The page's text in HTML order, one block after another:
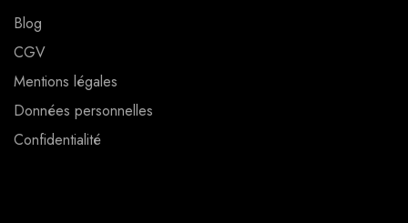
Blog
CGV
Mentions légales
Données personnelles
Confidentialité